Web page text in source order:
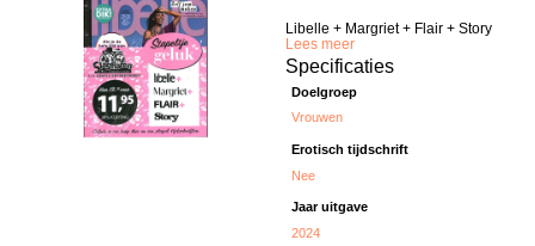
Libelle + Margriet + Flair + Story
Lees meer
Specificaties
Doelgroep
Vrouwen
Erotisch tijdschrift
Nee
Jaar uitgave
2024